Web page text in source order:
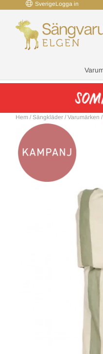
SverigeLogga in
Hem / Sängkläder / Varumärken /